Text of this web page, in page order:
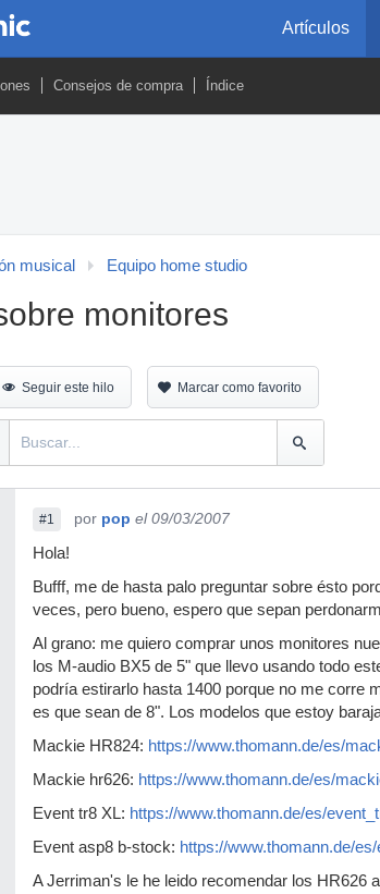
Artículos
Consejos de compra Índice
musical Equipo home studio
monitores
Seguir este hilo Marcar como favorito
#1 por pop el 09/03/2007
Hola!
Bufff, me de hasta palo preguntar sobre ésto
veces, pero bueno, espero que sepan
Al grano: me quiero comprar unos monitores
los M-audio BX5 de 5" que llevo usando todo
podría estirarlo hasta 1400 porque no me corre
es que sean de 8". Los modelos que estoy
Mackie HR824: https://www.thomann.de/es/
Mackie hr626: https://www.thomann.de/es/
Event tr8 XL: https://www.thomann.de/es/
Event asp8 b-stock: https://www.thomann.de/
A Jerriman's le he leido recomendar los HR626